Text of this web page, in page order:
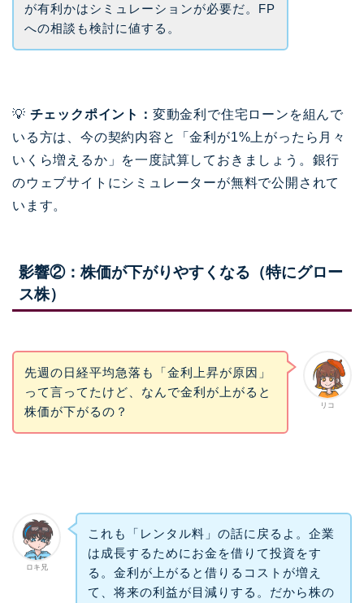
が有利かはシミュレーションが必要だ。FP
への相談も検討に値する。
💡 チェックポイント： 変動金利で住宅ローンを組んで
いる方は、今の契約内容と「金利が1%上がったら月々
いくら増えるか」を一度試算しておきましょう。銀行
のウェブサイトにシミュレーターが無料で公開されて
います。
影響②：株価が下がりやすくなる（特にグロー
ス株）
リコ
先週の日経平均急落も「金利上昇が原因」
って言ってたけど、なんで金利が上がると
株価が下がるの？
ロキ兄
これも「レンタル料」の話に戻るよ。企業
は成長するためにお金を借りて投資をす
る。金利が上がると借りるコストが増え
て、将来の利益が目減りする。だから株の